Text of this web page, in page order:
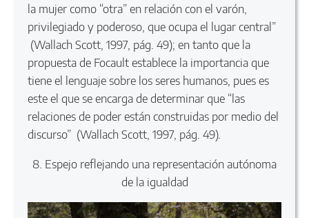
la mujer como “otra” en relación con el varón,
privilegiado y poderoso, que ocupa el lugar central”
(Wallach Scott, 1997, pág. 49); en tanto que la
propuesta de Focault establece la importancia que
tiene el lenguaje sobre los seres humanos, pues es
este el que se encarga de determinar que “las
relaciones de poder están construidas por medio del
discurso” (Wallach Scott, 1997, pág. 49).
8. Espejo reflejando una representación autónoma
de la igualdad